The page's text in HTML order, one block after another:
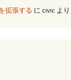
拡張する に civic より